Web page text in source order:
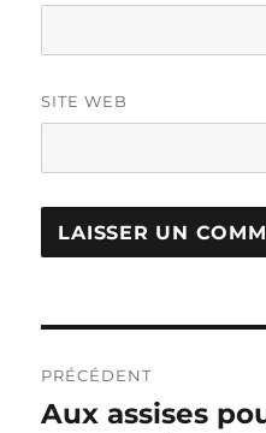
SITE WEB
de
PRÉCÉDENT
Publication
Aux assises